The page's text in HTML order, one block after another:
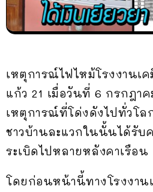
เหตุการณ์ไฟไหม้โรงงานเ
แก้ว 21 เมื่อวันที่ 6 กรกฎา
เหตุการณ์ที่โด่งดังไปทั่วโล
ชาวบ้านละแวกในนั้นได้รับ
ระเบิดไปหลายหลังคาเรือน
โดยก่อนหน้านี้ทางโรงงาน